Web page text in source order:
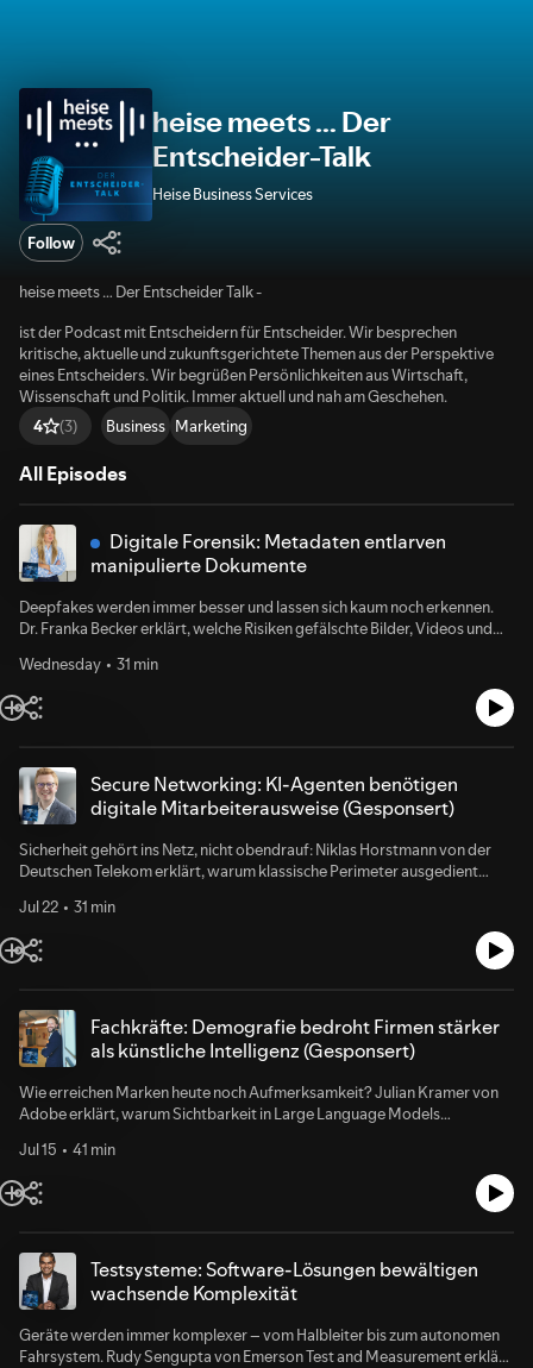
heise meets … Der
Entscheider-Talk
Heise Business Services
Follow
heise meets … Der Entscheider Talk -
ist der Podcast mit Entscheidern für Entscheider. Wir besprechen
kritische, aktuelle und zukunftsgerichtete Themen aus der Perspektive
eines Entscheiders. Wir begrüßen Persönlichkeiten aus Wirtschaft,
Wissenschaft und Politik. Immer aktuell und nah am Geschehen.
4
(3) Business Marketing
All Episodes
Digitale Forensik: Metadaten entlarven
manipulierte Dokumente
Deepfakes werden immer besser und lassen sich kaum noch erkennen.
Dr. Franka Becker erklärt, welche Risiken gefälschte Bilder, Videos und
Lösung die anwaltliche Arbeit sicherer und schneller macht.
Wednesday 31 min
Secure Networking: KI-Agenten benötigen
digitale Mitarbeiterausweise (Gesponsert)
Sicherheit gehört ins Netz, nicht obendrauf: Niklas Horstmann von der
Deutschen Telekom erklärt, warum klassische Perimeter ausgedient
Daten- und Betriebssouveränität für CIOs zur strategischen Frage
werden.
Jul 22 31 min
Fachkräfte: Demografie bedroht Firmen stärker
als künstliche Intelligenz (Gesponsert)
Wie erreichen Marken heute noch Aufmerksamkeit? Julian Kramer von
Adobe erklärt, warum Sichtbarkeit in Large Language Models
agentische Systeme die nächste große Revolution darstellen.
Jul 15 41 min
Testsysteme: Software-Lösungen bewältigen
wachsende Komplexität
Geräte werden immer komplexer – vom Halbleiter bis zum autonomen
Fahrsystem. Rudy Sengupta von Emerson Test and Measurement erklärt,